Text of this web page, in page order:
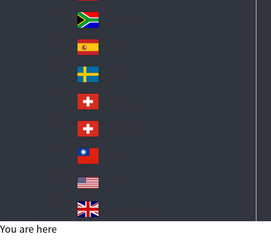
nd
Sl
ov
ak
ia
So
ut
h
Af
ric
a
Sp
ai
n
S
w
ed
en
S
wi
tz
erl
an
d
S
wi
tz
erl
an
d
Ta
iw
an
US
A
Un
You are here